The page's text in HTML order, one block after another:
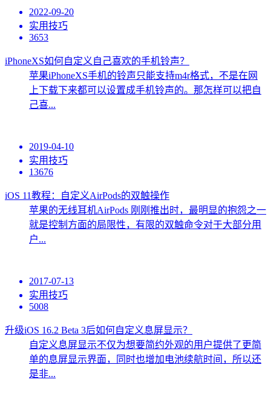
2022-09-20
实用技巧
3653
iPhoneXS如何自定义自己喜欢的手机铃声？
苹果iPhoneXS手机的铃声只能支持m4r格式，不是在网
上下载下来都可以设置成手机铃声的。那怎样可以把自
己喜...
2019-04-10
实用技巧
13676
iOS 11教程：自定义AirPods的双触操作
苹果的无线耳机AirPods 刚刚推出时，最明显的抱怨之一
就是控制方面的局限性，有限的双触命令对于大部分用
户...
2017-07-13
实用技巧
5008
升级iOS 16.2 Beta 3后如何自定义息屏显示？
自定义息屏显示不仅为想要简约外观的用户提供了更简
单的息屏显示界面，同时也增加电池续航时间，所以还
是非...